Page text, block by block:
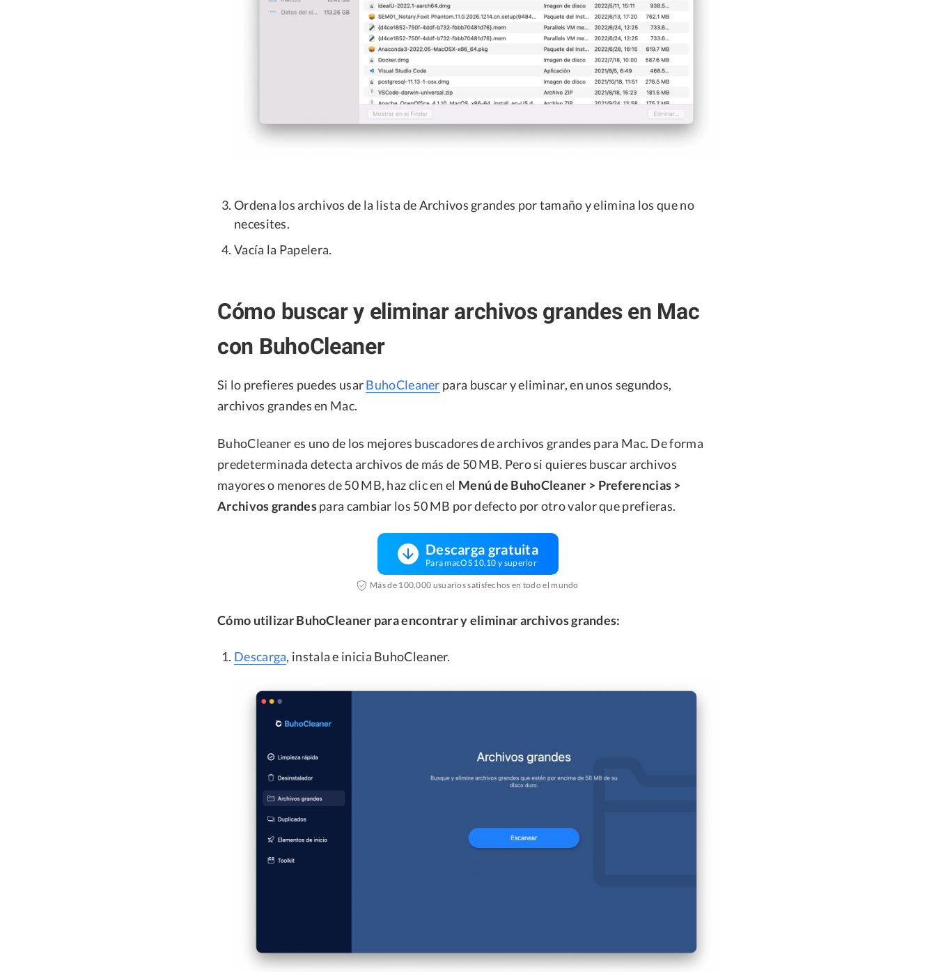
Ordena los archivos de la lista de Archivos grandes por tamaño y elimina los que no
necesites.
Vacía la Papelera.
Cómo buscar y eliminar archivos grandes en Mac
con BuhoCleaner
Si lo prefieres puedes usarBuhoCleaner para buscar y eliminar, en unos segundos,
archivos grandes en Mac.
BuhoCleaner es uno de los mejores buscadores de archivos grandes para Mac. De forma
predeterminada detecta archivos de más de 50 MB. Pero si quieres buscar archivos
mayores o menores de 50 MB, haz clic en el Menú de BuhoCleaner > Preferencias >
Archivos grandespara cambiar los 50 MB por defecto por otro valor que prefieras.
Descarga gratuita
Para macOS 10.10 y superior
Más de 100,000 usuarios satisfechos en todo el mundo
Cómo utilizar BuhoCleaner para encontrar y eliminar archivos grandes:
Descarga, instala e inicia BuhoCleaner.